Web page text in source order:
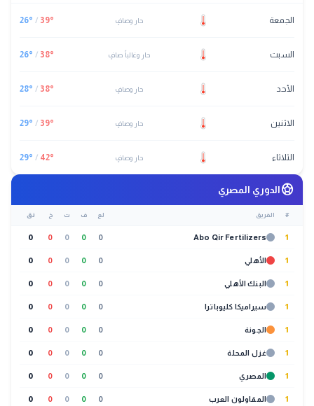
الجمعة حار وصافٍ 39°
/
26°
السبت حار وغالباً صافٍ 38°
/
26°
الأحد حار وصافٍ 38°
/
28°
الاثنين حار وصافٍ 39°
/
29°
الثلاثاء حار وصافٍ 42°
/
29°
sports_soccerالدوري المصري
# الفريق لع ف ت خ نق
1
Abo Qir Fertilizers
0
0
0
0
0
1 الأهلي 0
0
0
0
0
1 البنك الأهلي 0
0
0
0
0
1 سيراميكا كليوباترا 0
0
0
0
0
1 الجونة 0
0
0
0
0
1 غزل المحلة 0
0
0
0
0
1 المصري 0
0
0
0
0
1 المقاولون العرب 0
0
0
0
0